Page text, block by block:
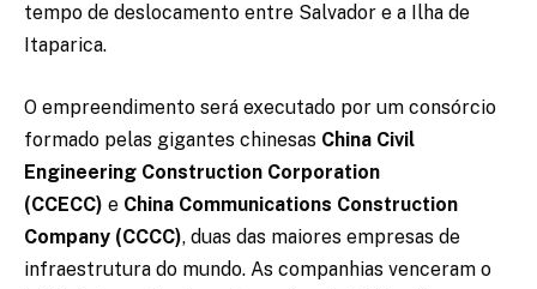
tempo de deslocamento entre Salvador e a Ilha de
Itaparica.
O empreendimento será executado por um consórcio
formado pelas gigantes chinesas China Civil
Engineering Construction Corporation
(CCECC) e China Communications Construction
Company (CCCC), duas das maiores empresas de
infraestrutura do mundo. As companhias venceram o